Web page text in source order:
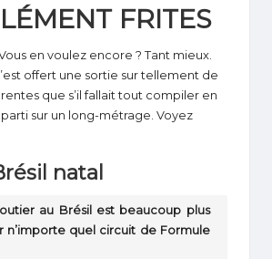
FRITES
en voulez encore ? Tant mieux.
offert une sortie sur tellement de
que s’il fallait tout compiler en
sur un long-métrage. Voyez
natal
au Brésil est beaucoup plus
n’importe quel circuit de Formule